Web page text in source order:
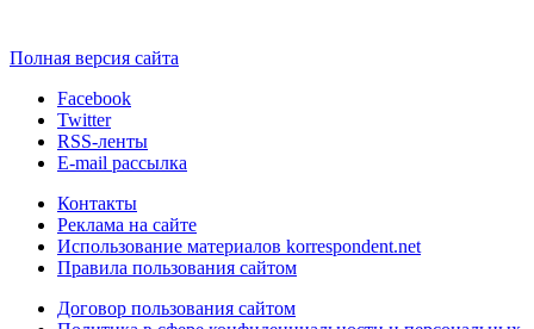
Полная версия сайта
Facebook
Twitter
RSS-ленты
E-mail рассылка
Контакты
Реклама на сайте
Использование материалов korrespondent.net
Правила пользования сайтом
Договор пользования сайтом